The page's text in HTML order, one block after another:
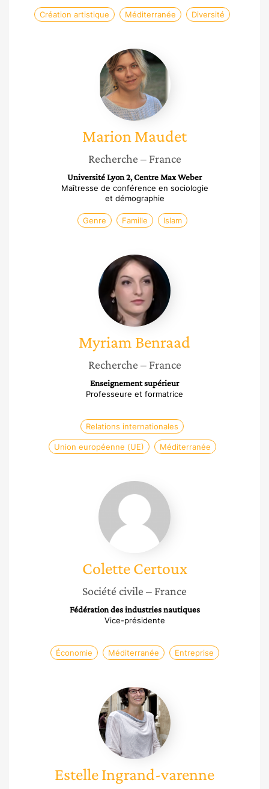
Création artistique Méditerranée Diversité
Marion
Maudet
MarionMaudet
Recherche – France
Université Lyon 2, Centre Max Weber
Maîtresse de conférence en sociologie
et démographie
Genre Famille Islam
Myriam
Benraad
Myriam Benraad
Recherche – France
Enseignement supérieur
Professeure et formatrice
Relations internationales
Union européenne (UE) Méditerranée
Colette
Certoux
Colette Certoux
Société civile – France
Fédération des industries nautiques
Vice-présidente
Économie Méditerranée Entreprise
Estelle
Ingrand-
varenne
EstelleIngrand-varenne